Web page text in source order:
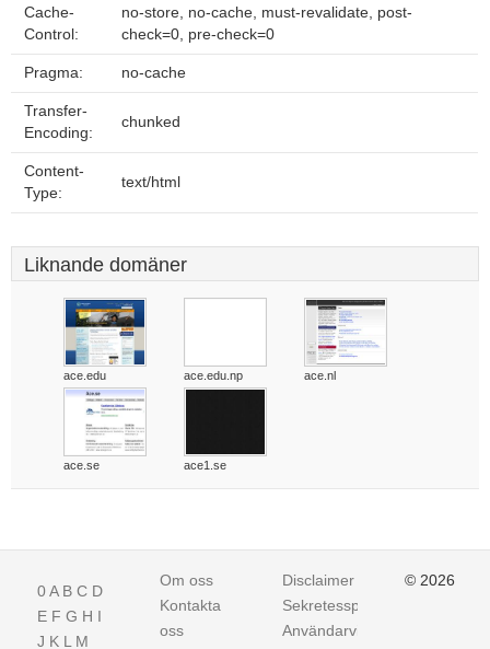
Cache-
Control:
no-store, no-cache, must-revalidate, post-
check=0, pre-check=0
Pragma: no-cache
Transfer-
Encoding:
chunked
Content-
Type:
text/html
Liknande domäner
ace.edu ace.edu.np ace.nl
ace.se ace1.se
0A B C D
E F G H I
J K L M
Om oss
Kontakta
oss
Disclaimer
Sekretesspolicy
Användarvillkor
© 2026